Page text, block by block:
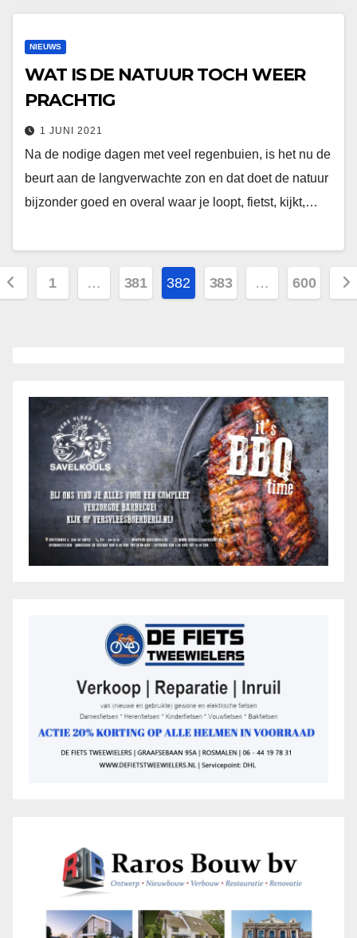
NIEUWS
WAT IS DE NATUUR TOCH WEER
PRACHTIG
1 JUNI 2021
Na de nodige dagen met veel regenbuien, is het nu de
beurt aan de langverwachte zon en dat doet de natuur
bijzonder goed en overal waar je loopt, fietst, kijkt,…
1 … 381 382 383 … 600